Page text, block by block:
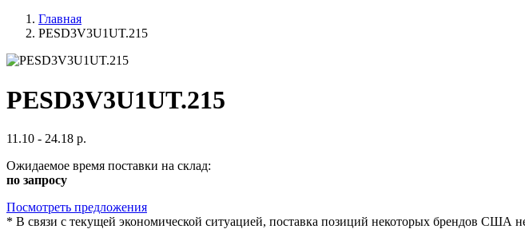
Главная
PESD3V3U1UT.215
PESD3V3U1UT.215
11.10 - 24.18 р.
Ожидаемое время поставки на склад:
по запросу
Посмотреть предложения
* В связи с текущей экономической ситуацией, поставка позиций некоторых брендов